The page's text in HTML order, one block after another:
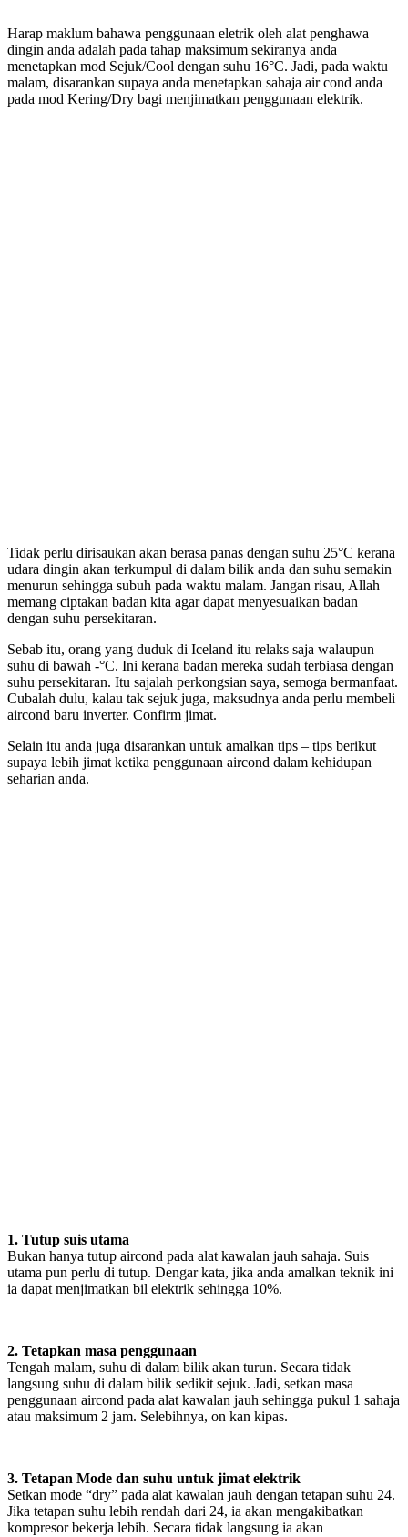
Harap maklum bahawa penggunaan eletrik oleh alat penghawa
dingin anda adalah pada tahap maksimum sekiranya anda
menetapkan mod Sejuk/Cool dengan suhu 16°C. Jadi, pada waktu
malam, disarankan supaya anda menetapkan sahaja air cond anda
pada mod Kering/Dry bagi menjimatkan penggunaan elektrik.
Tidak perlu dirisaukan akan berasa panas dengan suhu 25°C kerana
udara dingin akan terkumpul di dalam bilik anda dan suhu semakin
menurun sehingga subuh pada waktu malam. Jangan risau, Allah
memang ciptakan badan kita agar dapat menyesuaikan badan
dengan suhu persekitaran.
Sebab itu, orang yang duduk di Iceland itu relaks saja walaupun
suhu di bawah -°C. Ini kerana badan mereka sudah terbiasa dengan
suhu persekitaran. Itu sajalah perkongsian saya, semoga bermanfaat.
Cubalah dulu, kalau tak sejuk juga, maksudnya anda perlu membeli
aircond baru inverter. Confirm jimat.
Selain itu anda juga disarankan untuk amalkan tips – tips berikut
supaya lebih jimat ketika penggunaan aircond dalam kehidupan
seharian anda.
1. Tutup suis utama
Bukan hanya tutup aircond pada alat kawalan jauh sahaja. Suis
utama pun perlu di tutup. Dengar kata, jika anda amalkan teknik ini
ia dapat menjimatkan bil elektrik sehingga 10%.
2. Tetapkan masa penggunaan
Tengah malam, suhu di dalam bilik akan turun. Secara tidak
langsung suhu di dalam bilik sedikit sejuk. Jadi, setkan masa
penggunaan aircond pada alat kawalan jauh sehingga pukul 1 sahaja
atau maksimum 2 jam. Selebihnya, on kan kipas.
3. Tetapan Mode dan suhu untuk jimat elektrik
Setkan mode “dry” pada alat kawalan jauh dengan tetapan suhu 24.
Jika tetapan suhu lebih rendah dari 24, ia akan mengakibatkan
kompresor bekerja lebih. Secara tidak langsung ia akan